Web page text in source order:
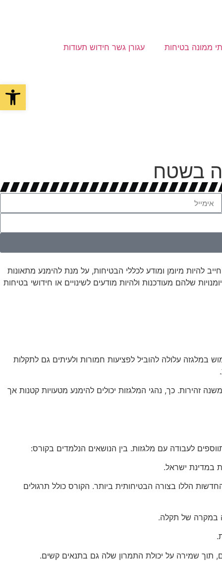
ממונה בטיחות עגורן גשר חידוש תעודות
בשטח
להיות מיומן ומודע לכללי הבטיחות, על מנת להימנע מתאונות
שלהם מעודכנות ולהיות מודעים לשינויים או חידושי בטיחות
במלגזה עלולה להוביל לפציעות חמורות ולעיתים גם לתקלות
כך, נהגי המלגזות יכולים להימנע מטעויות קטנות אך
לעבודה עם מלגזות. בין הנושאים הנלמדים בקורס:
במדינת ישראל.
הללו בצורה הבטיחותית ביותר. הקורס כולל תרגולים
במקרה של תקלה.
תוך שמירה על יכולת התמרון שלה גם בתנאים קשים.
פתח